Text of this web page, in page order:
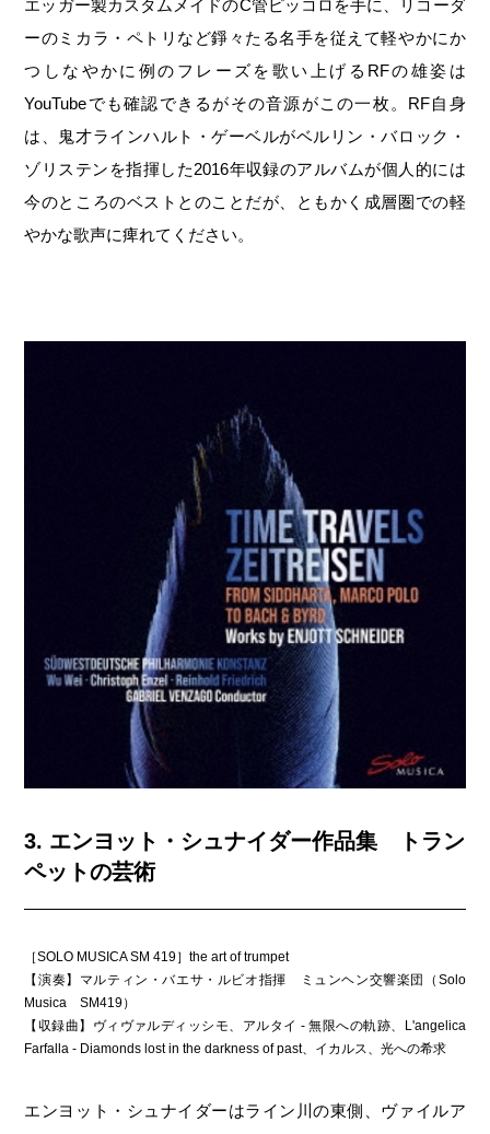
エッガー製カスタムメイドのC管ピッコロを手に、リコーダ
ーのミカラ・ペトリなど錚々たる名手を従えて軽やかにか
つしなやかに例のフレーズを歌い上げるRFの雄姿は
YouTubeでも確認できるがその音源がこの一枚。RF自身
は、鬼才ラインハルト・ゲーベルがベルリン・バロック・
ゾリステンを指揮した2016年収録のアルバムが個人的には
今のところのベストとのことだが、ともかく成層圏での軽
やかな歌声に痺れてください。
3. エンヨット・シュナイダー作品集 トラン
ペットの芸術
［SOLO MUSICA SM 419］the art of trumpet
【演奏】マルティン・バエサ・ルビオ指揮 ミュンヘン交響楽団（Solo
Musica SM419）
【収録曲】ヴィヴァルディッシモ、アルタイ - 無限への軌跡、L'angelica
Farfalla - Diamonds lost in the darkness of past、イカルス、光への希求
エンヨット・シュナイダーはライン川の東側、ヴァイルア